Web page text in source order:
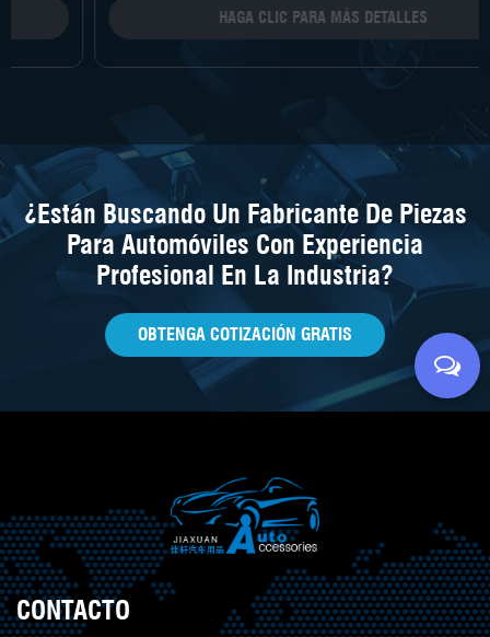
HAGA CLIC PARA MÁS DETALLES
¿Están Buscando Un Fabricante De Piezas
Para Automóviles Con Experiencia
Profesional En La Industria?
OBTENGA COTIZACIÓN GRATIS
CONTACTO